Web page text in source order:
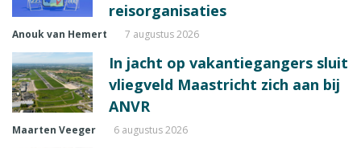
reisorganisaties
Anouk van Hemert 7 augustus 2026
In jacht op vakantiegangers sluit
vliegveld Maastricht zich aan bij
ANVR
Maarten Veeger 6 augustus 2026